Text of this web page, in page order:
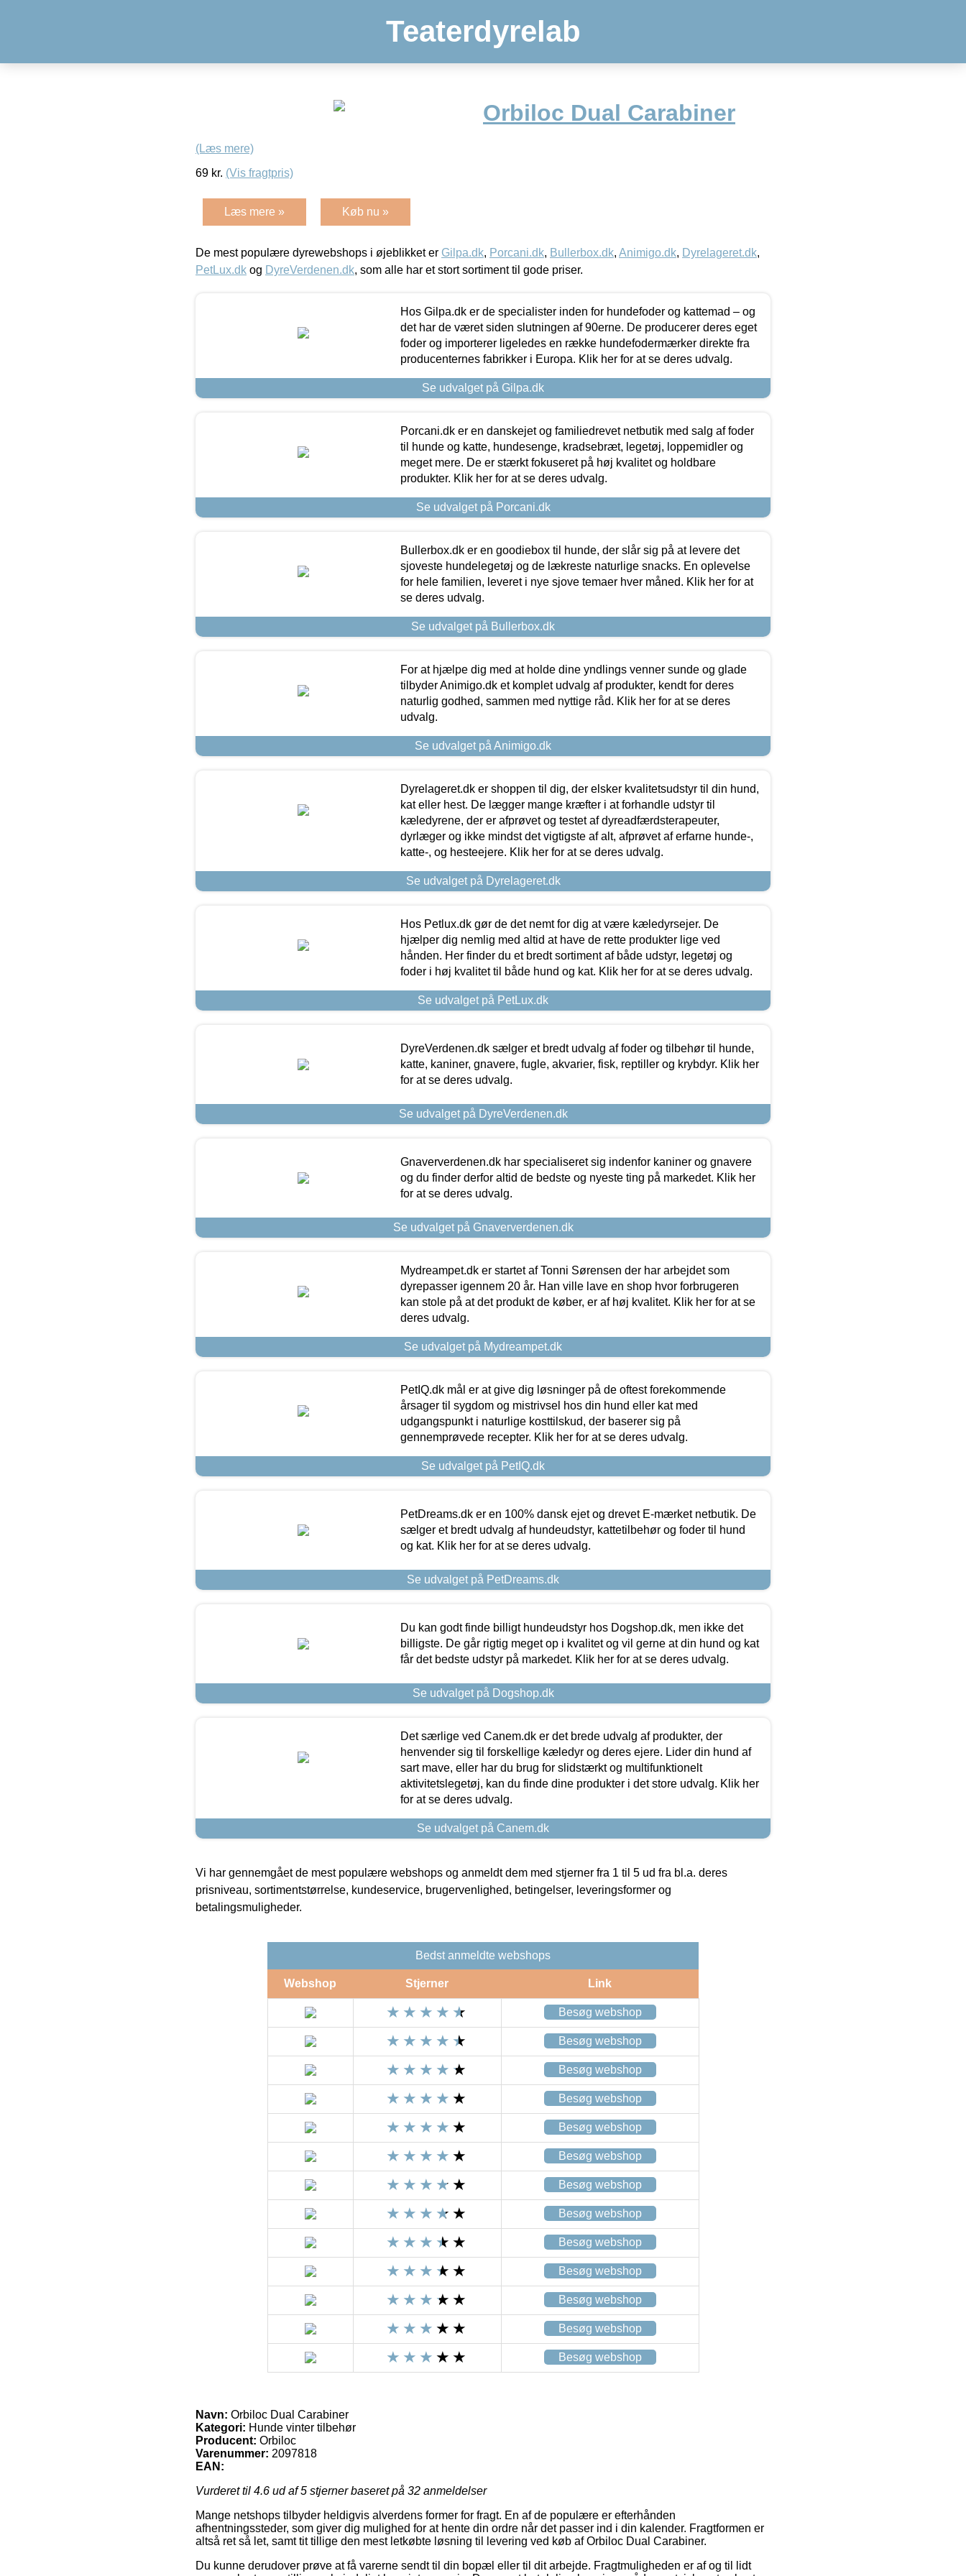
Teaterdyrelab
Orbiloc Dual Carabiner
(Læs mere)
69 kr. (Vis fragtpris)
Læs mere » Køb nu »
De mest populære dyrewebshops i øjeblikket er Gilpa.dk, Porcani.dk, Bullerbox.dk, Animigo.dk, Dyrelageret.dk,
PetLux.dk og DyreVerdenen.dk, som alle har et stort sortiment til gode priser.
Hos Gilpa.dk er de specialister inden for hundefoder og kattemad – og
det har de været siden slutningen af 90erne. De producerer deres eget
foder og importerer ligeledes en række hundefodermærker direkte fra
producenternes fabrikker i Europa. Klik her for at se deres udvalg.
Se udvalget på Gilpa.dk
Porcani.dk er en danskejet og familiedrevet netbutik med salg af foder
til hunde og katte, hundesenge, kradsebræt, legetøj, loppemidler og
meget mere. De er stærkt fokuseret på høj kvalitet og holdbare
produkter. Klik her for at se deres udvalg.
Se udvalget på Porcani.dk
Bullerbox.dk er en goodiebox til hunde, der slår sig på at levere det
sjoveste hundelegetøj og de lækreste naturlige snacks. En oplevelse
for hele familien, leveret i nye sjove temaer hver måned. Klik her for at
se deres udvalg.
Se udvalget på Bullerbox.dk
For at hjælpe dig med at holde dine yndlings venner sunde og glade
tilbyder Animigo.dk et komplet udvalg af produkter, kendt for deres
naturlig godhed, sammen med nyttige råd. Klik her for at se deres
udvalg.
Se udvalget på Animigo.dk
Dyrelageret.dk er shoppen til dig, der elsker kvalitetsudstyr til din hund,
kat eller hest. De lægger mange kræfter i at forhandle udstyr til
kæledyrene, der er afprøvet og testet af dyreadfærdsterapeuter,
dyrlæger og ikke mindst det vigtigste af alt, afprøvet af erfarne hunde-,
katte-, og hesteejere. Klik her for at se deres udvalg.
Se udvalget på Dyrelageret.dk
Hos Petlux.dk gør de det nemt for dig at være kæledyrsejer. De
hjælper dig nemlig med altid at have de rette produkter lige ved
hånden. Her finder du et bredt sortiment af både udstyr, legetøj og
foder i høj kvalitet til både hund og kat. Klik her for at se deres udvalg.
Se udvalget på PetLux.dk
DyreVerdenen.dk sælger et bredt udvalg af foder og tilbehør til hunde,
katte, kaniner, gnavere, fugle, akvarier, fisk, reptiller og krybdyr. Klik her
for at se deres udvalg.
Se udvalget på DyreVerdenen.dk
Gnaververdenen.dk har specialiseret sig indenfor kaniner og gnavere
og du finder derfor altid de bedste og nyeste ting på markedet. Klik her
for at se deres udvalg.
Se udvalget på Gnaververdenen.dk
Mydreampet.dk er startet af Tonni Sørensen der har arbejdet som
dyrepasser igennem 20 år. Han ville lave en shop hvor forbrugeren
kan stole på at det produkt de køber, er af høj kvalitet. Klik her for at se
deres udvalg.
Se udvalget på Mydreampet.dk
PetIQ.dk mål er at give dig løsninger på de oftest forekommende
årsager til sygdom og mistrivsel hos din hund eller kat med
udgangspunkt i naturlige kosttilskud, der baserer sig på
gennemprøvede recepter. Klik her for at se deres udvalg.
Se udvalget på PetIQ.dk
PetDreams.dk er en 100% dansk ejet og drevet E-mærket netbutik. De
sælger et bredt udvalg af hundeudstyr, kattetilbehør og foder til hund
og kat. Klik her for at se deres udvalg.
Se udvalget på PetDreams.dk
Du kan godt finde billigt hundeudstyr hos Dogshop.dk, men ikke det
billigste. De går rigtig meget op i kvalitet og vil gerne at din hund og kat
får det bedste udstyr på markedet. Klik her for at se deres udvalg.
Se udvalget på Dogshop.dk
Det særlige ved Canem.dk er det brede udvalg af produkter, der
henvender sig til forskellige kæledyr og deres ejere. Lider din hund af
sart mave, eller har du brug for slidstærkt og multifunktionelt
aktivitetslegetøj, kan du finde dine produkter i det store udvalg. Klik her
for at se deres udvalg.
Se udvalget på Canem.dk
Vi har gennemgået de mest populære webshops og anmeldt dem med stjerner fra 1 til 5 ud fra bl.a. deres
prisniveau, sortimentstørrelse, kundeservice, brugervenlighed, betingelser, leveringsformer og
betalingsmuligheder.
Bedst anmeldte webshops
Webshop Stjerner Link
Besøg webshop
Besøg webshop
Besøg webshop
Besøg webshop
Besøg webshop
Besøg webshop
Besøg webshop
Besøg webshop
Besøg webshop
Besøg webshop
Besøg webshop
Besøg webshop
Besøg webshop
Navn: Orbiloc Dual Carabiner
Kategori: Hunde vinter tilbehør
Producent: Orbiloc
Varenummer: 2097818
EAN:
Vurderet til 4.6 ud af 5 stjerner baseret på 32 anmeldelser
Mange netshops tilbyder heldigvis alverdens former for fragt. En af de populære er efterhånden
afhentningssteder, som giver dig mulighed for at hente din ordre når det passer ind i din kalender. Fragtformen er
altså ret så let, samt tit tillige den mest letkøbte løsning til levering ved køb af Orbiloc Dual Carabiner.
Du kunne derudover prøve at få varerne sendt til din bopæl eller til dit arbejde. Fragtmuligheden er af og til lidt